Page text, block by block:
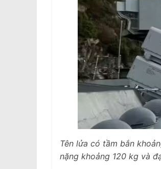
Tên lửa có tầm bắn
nặng khoảng 120 kg và